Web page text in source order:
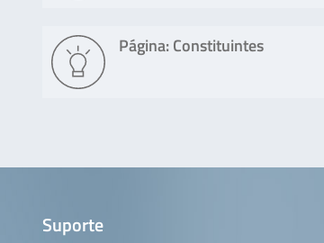
Página: Constituintes
Suporte